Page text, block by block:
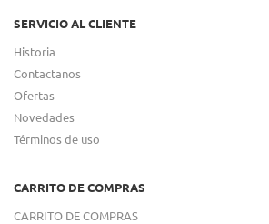
SERVICIO AL CLIENTE
Historia
Contactanos
Ofertas
Novedades
Términos de uso
CARRITO DE COMPRAS
CARRITO DE COMPRAS